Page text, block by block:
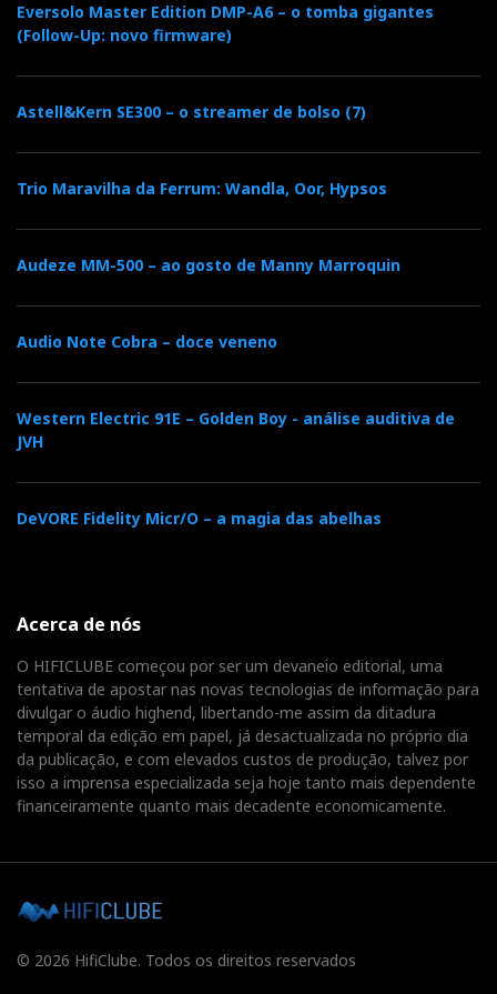
Eversolo Master Edition DMP-A6 – o tomba gigantes
(Follow-Up: novo firmware)
Astell&Kern SE300 – o streamer de bolso (7)
Trio Maravilha da Ferrum: Wandla, Oor, Hypsos
Audeze MM-500 – ao gosto de Manny Marroquin
Audio Note Cobra – doce veneno
Western Electric 91E – Golden Boy - análise auditiva de
JVH
DeVORE Fidelity Micr/O – a magia das abelhas
Acerca de nós
O HIFICLUBE começou por ser um devaneio editorial, uma
tentativa de apostar nas novas tecnologias de informação para
divulgar o áudio highend, libertando-me assim da ditadura
temporal da edição em papel, já desactualizada no próprio dia
da publicação, e com elevados custos de produção, talvez por
isso a imprensa especializada seja hoje tanto mais dependente
financeiramente quanto mais decadente economicamente.
© 2026 HifiClube. Todos os direitos reservados